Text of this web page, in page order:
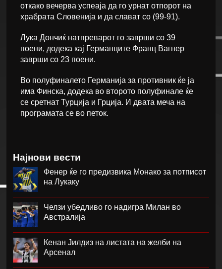
откако вечерва успеаја да го урнат отпорот на
храбрата Словенија и да слават со (99-91).
Лука Дончиќ натпреварот го заврши со 39
поени, додека кај Германците Франц Вагнер
заврши со 23 поени.
Во полуфиналето Германија за противник ќе ја
има Финска, додека во второто полуфинале ќе
се сретнат Турција и Грција. И двата меча на
програмата се во петок.
Најнови вести
Фенер ќе го предизвика Монако за потписот
на Лукаку
Челзи убедливо го надигра Милан во
Австралија
Кенан Јилдиз на листата на желби на
Арсенал